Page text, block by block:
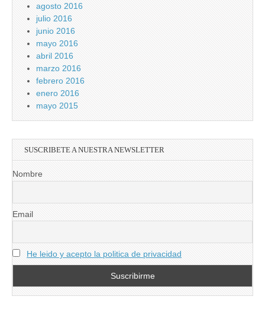
agosto 2016
julio 2016
junio 2016
mayo 2016
abril 2016
marzo 2016
febrero 2016
enero 2016
mayo 2015
SUSCRIBETE A NUESTRA NEWSLETTER
Nombre
Email
He leido y acepto la politica de privacidad